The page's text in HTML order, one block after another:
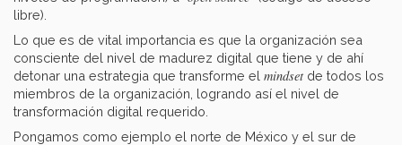
libre).
Lo que es de vital importancia es que la organización sea
consciente del nivel de madurez digital que tiene y de ahí
detonar una estrategia que transforme el mindset de todos los
miembros de la organización, logrando así el nivel de
transformación digital requerido.
Pongamos como ejemplo el norte de México y el sur de